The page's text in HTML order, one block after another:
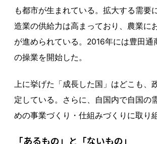
も都市が生まれている。拡大する需要
造業の供給力は高まっており、農業に
が進められている。2016年には豊田通
の操業を開始した。
上に挙げた「成長した国」はどこも、
定している。さらに、自国内で自国の
めの事業づくり・仕組みづくりに取り
「あるもの」と「ないもの」